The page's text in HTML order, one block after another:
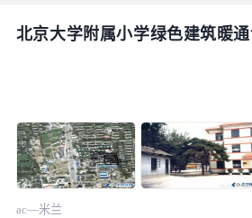
北京大学附属小学绿色建筑暖
ac—米兰